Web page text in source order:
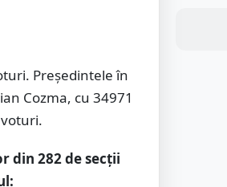
Președintele în
Cozma, cu 34971
din 282 de secții